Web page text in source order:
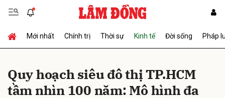
Mới nhất Chính trị Thời sự Kinh tế Đời sống Pháp
Quy hoạch siêu đô thị TP.HCM
tầm nhìn 100 năm: Mô hình đa
Gửi bình luận